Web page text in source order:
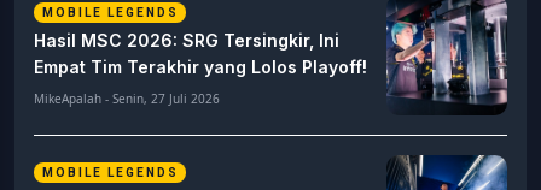
MOBILE LEGENDS
Hasil MSC 2026: SRG Tersingkir, Ini
Empat Tim Terakhir yang Lolos Playoff!
MikeApalah - Senin, 27 Juli 2026
MOBILE LEGENDS